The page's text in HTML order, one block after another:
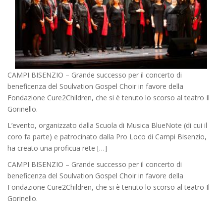
CAMPI BISENZIO – Grande successo per il concerto di
beneficenza del Soulvation Gospel Choir in favore della
Fondazione Cure2Children, che si è tenuto lo scorso al teatro Il
Gorinello.
L’evento, organizzato dalla Scuola di Musica BlueNote (di cui il
coro fa parte) e patrocinato dalla Pro Loco di Campi Bisenzio,
ha creato una proficua rete […]
CAMPI BISENZIO – Grande successo per il concerto di
beneficenza del Soulvation Gospel Choir in favore della
Fondazione Cure2Children, che si è tenuto lo scorso al teatro Il
Gorinello.